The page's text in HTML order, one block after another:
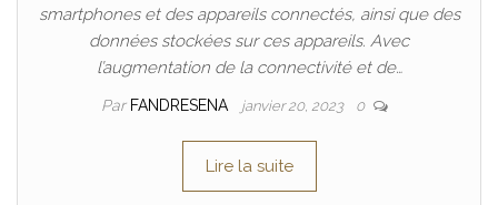
smartphones et des appareils connectés, ainsi que des
données stockées sur ces appareils. Avec
l’augmentation de la connectivité et de…
Par FANDRESENA janvier 20, 2023 0
Lire la suite